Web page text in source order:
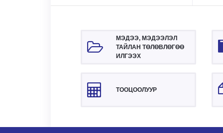
МЭДЭЭ, МЭДЭЭЛЭЛ
ТАЙЛАН ТӨЛӨВЛӨГӨӨ
ИЛГЭЭХ
ТООЦООЛУУР